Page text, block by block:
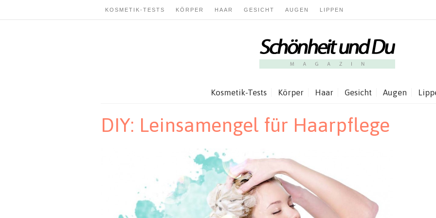
KOSMETIK-TESTS KÖRPER HAAR GESICHT AUGEN LIPPEN
Kosmetik-Tests Körper Haar Gesicht Augen
DIY: Leinsamengel für Haarpflege